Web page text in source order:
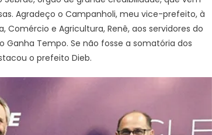
Agradeço o Campanholi, meu vice-prefeito, à
e Agricultura, Renê, aos servidores do
Ganha Tempo. Se não fosse a somatória dos
o prefeito Dieb.